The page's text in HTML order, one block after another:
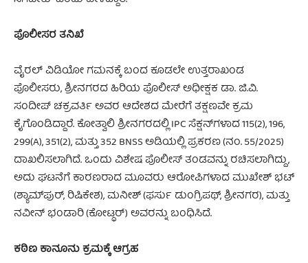
ಪೊಲೀಸರ ತನಿಖೆ
ವೈರಲ್ ವಿಡಿಯೋ ಗಮನಕ್ಕೆ ಬಂದ ಕೂಡಲೇ ಉತ್ತರಾಖಂಡ
ಪೊಲೀಸರು, ಶ್ರೀನಗರದ ಹಿರಿಯ ಪೊಲೀಸ್ ಅಧೀಕ್ಷಕ ಡಾ. ಜಿ.ವಿ.
ಸಂದೀಪ್ ಚಕ್ರವರ್ತಿ ಅವರ ಆದೇಶದ ಮೇರೆಗೆ ತಕ್ಷಣವೇ ಕ್ರಮ
ಕೈಗೊಂಡಿದ್ದಾರೆ. ಕೋತ್ವಾಲಿ ಶ್ರೀನಗರದಲ್ಲಿ IPC ಸೆಕ್ಷನ್‌ಗಳಾದ 115(2), 196,
299(A), 351(2), ಮತ್ತು 352 BNSS ಅಡಿಯಲ್ಲಿ ಪ್ರಕರಣ (ನಂ. 55/2025)
ದಾಖಲಿಸಲಾಗಿದೆ. ಒಂದು ವಿಶೇಷ ಪೊಲೀಸ್ ತಂಡವನ್ನು ರಚಿಸಲಾಗಿದ್ದು,
ಅದು ಘಟನೆಗೆ ಕಾರಣರಾದ ಮೂವರು ಆರೋಪಿಗಳಾದ ಮುಖೇಶ್ ಭಟ್
(ಶ್ಯಾಮ್‌ಪುರ್, ರಿಷಿಕೇಶ), ಮನೀಶ್ (ಫರ್ಸು ಡುಂಗ್ರಿಪಥ್, ಶ್ರೀನಗರ), ಮತ್ತು
ನವೀನ್ ಭಂಡಾರಿ (ಕೋಟ್ಧರ್) ಅವರನ್ನು ಬಂಧಿಸಿದೆ.
ಕಠಿಣ ಕಾನೂನು ಕ್ರಮಕ್ಕೆ ಆಗ್ರಹ